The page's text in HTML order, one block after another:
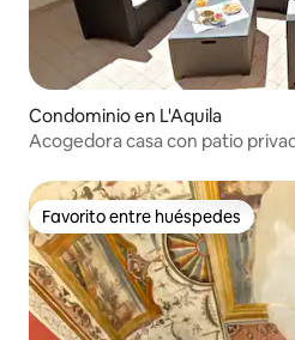
Condominio en L'Aquila
Acogedora casa con patio
Favorito entre huéspedes
Favorito entre huéspedes